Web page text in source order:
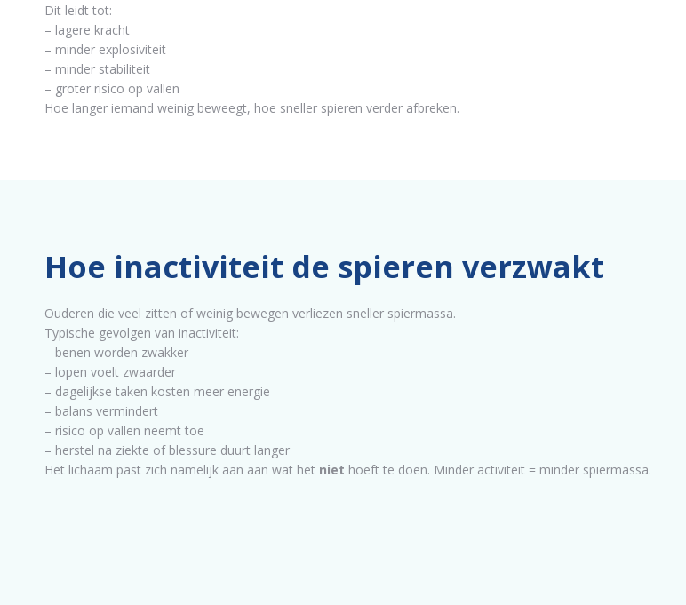
Dit leidt tot:
– lagere kracht
– minder explosiviteit
– minder stabiliteit
– groter risico op vallen
Hoe langer iemand weinig beweegt, hoe sneller spieren verder afbreken.
Hoe inactiviteit de spieren verzwakt
Ouderen die veel zitten of weinig bewegen verliezen sneller spiermassa.
Typische gevolgen van inactiviteit:
– benen worden zwakker
– lopen voelt zwaarder
– dagelijkse taken kosten meer energie
– balans vermindert
– risico op vallen neemt toe
– herstel na ziekte of blessure duurt langer
Het lichaam past zich namelijk aan aan wat het niet hoeft te doen. Minder activiteit = minder spiermassa.